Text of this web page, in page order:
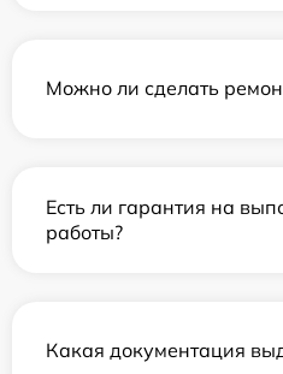
Можно ли сделать
Есть ли гарантия на
работы?
Какая документация